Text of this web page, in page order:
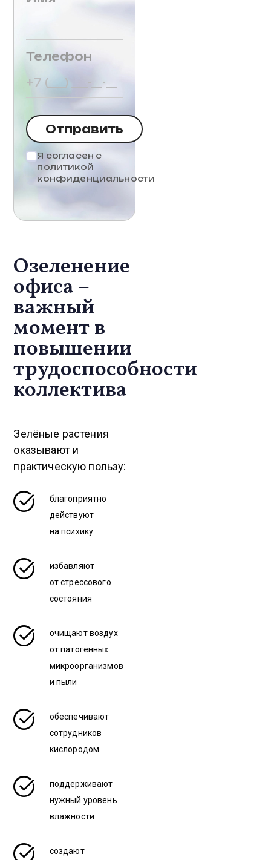
Телефон
Отправить
Я согласен с
политикой
конфиденциальности
Озеленение
офиса –
важный
момент в
повышении
трудоспособности
коллектива
Зелёные растения
оказывают и
практическую пользу:
благоприятно
действуют
на психику
избавляют
от стрессового
состояния
очищают воздух
от патогенных
микроорганизмов
и пыли
обеспечивают
сотрудников
кислородом
поддерживают
нужный уровень
влажности
создают